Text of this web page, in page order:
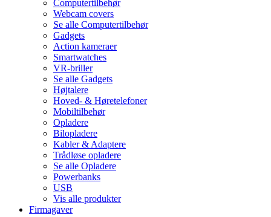
Computertilbehør
Webcam covers
Se alle Computertilbehør
Gadgets
Action kameraer
Smartwatches
VR-briller
Se alle Gadgets
Højtalere
Hoved- & Høretelefoner
Mobiltilbehør
Opladere
Bilopladere
Kabler & Adaptere
Trådløse opladere
Se alle Opladere
Powerbanks
USB
Vis alle produkter
Firmagaver